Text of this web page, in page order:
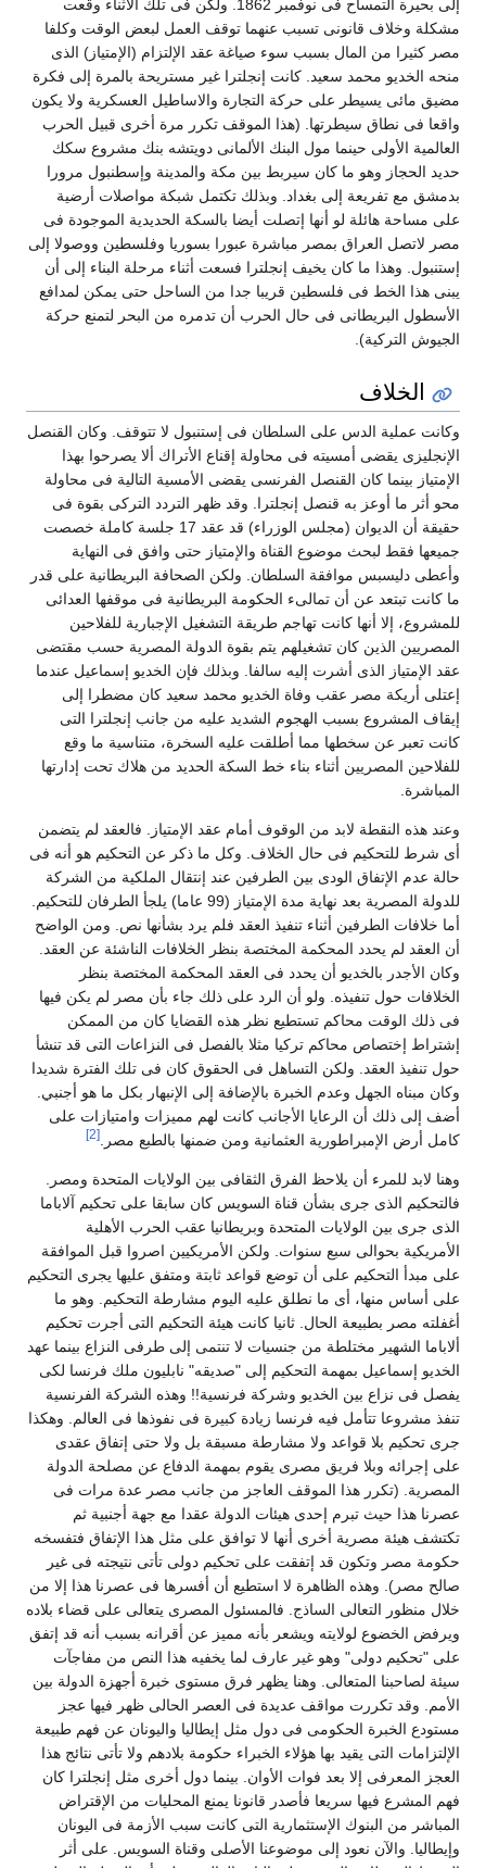
إلى بحيرة التمساح فى نوفمبر 1862. ولكن فى تلك الأثناء وقعت
وخلاف قانونى تسبب عنهما توقف العمل لبعض الوقت وكلفا
كثيرا من المال بسبب سوء صياغة عقد الإلتزام (الإمتياز) الذى
الخديو محمد سعيد. كانت إنجلترا غير مستريحة بالمرة إلى فكرة
مائى يسيطر على حركة التجارة والاساطيل العسكرية ولا يكون
فى نطاق سيطرتها. (هذا الموقف تكرر مرة أخرى قبيل الحرب
الأولى حينما مول البنك الألمانى دويتشه بنك مشروع سكك
الحجاز وهو ما كان سيربط بين مكة والمدينة وإسطنبول مرورا
مع تفريعة إلى بغداد. وبذلك تكتمل شبكة مواصلات أرضية
مساحة هائلة لو أنها إتصلت أيضا بالسكة الحديدية الموجودة فى
لاتصل العراق بمصر مباشرة عبورا بسوريا وفلسطين ووصولا إلى
وهذا ما كان يخيف إنجلترا فسعت أثناء مرحلة البناء إلى أن
هذا الخط فى فلسطين قريبا جدا من الساحل حتى يمكن لمدافع
البريطانى فى حال الحرب أن تدمره من البحر لتمنع حركة
التركية).
الخلاف
عملية الدس على السلطان فى إستنبول لا تتوقف. وكان القنصل
يقضى أمسيته فى محاولة إقناع الأتراك ألا يصرحوا بهذا
بينما كان القنصل الفرنسى يقضى الأمسية التالية فى محاولة
أثر ما أوعز به قنصل إنجلترا. وقد ظهر التردد التركى بقوة فى
حقيقة أن الديوان (مجلس الوزراء) قد عقد 17 جلسة كاملة خصصت
فقط لبحث موضوع القناة والإمتياز حتى وافق فى النهاية
دليسبس موافقة السلطان. ولكن الصحافة البريطانية على قدر
كانت تبتعد عن أن تمالىء الحكومة البريطانية فى موقفها العدائى
إلا أنها كانت تهاجم طريقة التشغيل الإجبارية للفلاحين
الذين كان تشغيلهم يتم بقوة الدولة المصرية حسب مقتضى
الإمتياز الذى أشرت إليه سالفا. وبذلك فإن الخديو إسماعيل عندما
أريكة مصر عقب وفاة الخديو محمد سعيد كان مضطرا إلى
المشروع بسبب الهجوم الشديد عليه من جانب إنجلترا التى
تعبر عن سخطها مما أطلقت عليه السخرة، متناسية ما وقع
المصريين أثناء بناء خط السكة الحديد من هلاك تحت إدارتها
هذه النقطة لابد من الوقوف أمام عقد الإمتياز. فالعقد لم يتضمن
شرط للتحكيم فى حال الخلاف. وكل ما ذكر عن التحكيم هو أنه فى
عدم الإتفاق الودى بين الطرفين عند إنتقال الملكية من الشركة
للدولة المصرية بعد نهاية مدة الإمتياز (99 عاما) يلجأ الطرفان للتحكيم.
خلافات الطرفين أثناء تنفيذ العقد فلم يرد بشأنها نص. ومن الواضح
العقد لم يحدد المحكمة المختصة بنظر الخلافات الناشئة عن العقد.
الأجدر بالخديو أن يحدد فى العقد المحكمة المختصة بنظر
حول تنفيذه. ولو أن الرد على ذلك جاء بأن مصر لم يكن فيها
ذلك الوقت محاكم تستطيع نظر هذه القضايا كان من الممكن
إختصاص محاكم تركيا مثلا بالفصل فى النزاعات التى قد تنشأ
تنفيذ العقد. ولكن التساهل فى الحقوق كان فى تلك الفترة شديدا
مبناه الجهل وعدم الخبرة بالإضافة إلى الإنبهار بكل ما هو أجنبي.
إلى ذلك أن الرعايا الأجانب كانت لهم مميزات وامتيازات على
أرض الإمبراطورية العثمانية ومن ضمنها بالطبع مصر.
لابد للمرء أن يلاحظ الفرق الثقافى بين الولايات المتحدة ومصر.
الذى جرى بشأن قناة السويس كان سابقا على تحكيم آلاباما
جرى بين الولايات المتحدة وبريطانيا عقب الحرب الأهلية
بحوالى سبع سنوات. ولكن الأمريكيين اصروا قبل الموافقة
مبدأ التحكيم على أن توضع قواعد ثابتة ومتفق عليها يجرى التحكيم
أساس منها، أى ما نطلق عليه اليوم مشارطة التحكيم. وهو ما
مصر بطبيعة الحال. ثانيا كانت هيئة التحكيم التى أجرت تحكيم
الشهير مختلطة من جنسيات لا تنتمى إلى طرفى النزاع بينما عهد
إسماعيل بمهمة التحكيم إلى "صديقه" نابليون ملك فرنسا لكى
فى نزاع بين الخديو وشركة فرنسية!! وهذه الشركة الفرنسية
مشروعا تتأمل فيه فرنسا زيادة كبيرة فى نفوذها فى العالم. وهكذا
تحكيم بلا قواعد ولا مشارطة مسبقة بل ولا حتى إتفاق عقدى
إجرائه وبلا فريق مصرى يقوم بمهمة الدفاع عن مصلحة الدولة
(تكرر هذا الموقف العاجز من جانب مصر عدة مرات فى
هذا حيث تبرم إحدى هيئات الدولة عقدا مع جهة أجنبية ثم
هيئة مصرية أخرى أنها لا توافق على مثل هذا الإتفاق فتفسخه
مصر وتكون قد إتفقت على تحكيم دولى تأتى نتيجته فى غير
مصر). وهذه الظاهرة لا استطيع أن أفسرها فى عصرنا هذا إلا من
منظور التعالى الساذج. فالمسئول المصرى يتعالى على قضاء بلاده
الخضوع لولايته ويشعر بأنه مميز عن أقرانه بسبب أنه قد إتفق
"تحكيم دولى" وهو غير عارف لما يخفيه هذا النص من مفاجآت
لصاحبنا المتعالى. وهنا يظهر فرق مستوى خبرة أجهزة الدولة بين
وقد تكررت مواقف عديدة فى العصر الحالى ظهر فيها عجز
الخبرة الحكومى فى دول مثل إيطاليا واليونان عن فهم طبيعة
التى يقيد بها هؤلاء الخبراء حكومة بلادهم ولا تأتى نتائج هذا
المعرفى إلا بعد فوات الأوان. بينما دول أخرى مثل إنجلترا كان
المشرع فيها سريعا فأصدر قانونا يمنع المحليات من الإقتراض
من البنوك الإستثمارية التى كانت سبب الأزمة فى اليونان
والآن نعود إلى موضوعنا الأصلى وقناة السويس. على أثر